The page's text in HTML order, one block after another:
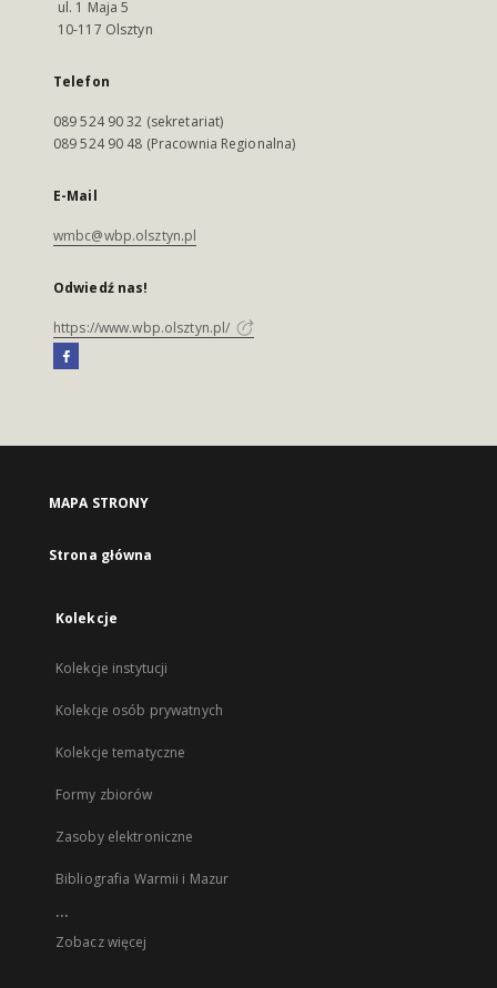
ul. 1 Maja 5
10-117 Olsztyn
Telefon
089 524 90 32 (sekretariat)
089 524 90 48 (Pracownia Regionalna)
E-Mail
wmbc@wbp.olsztyn.pl
Odwiedź nas!
https://www.wbp.olsztyn.pl/
MAPA STRONY
Strona główna
Kolekcje
Kolekcje instytucji
Kolekcje osób prywatnych
Kolekcje tematyczne
Formy zbiorów
Zasoby elektroniczne
Bibliografia Warmii i Mazur
...
Zobacz więcej